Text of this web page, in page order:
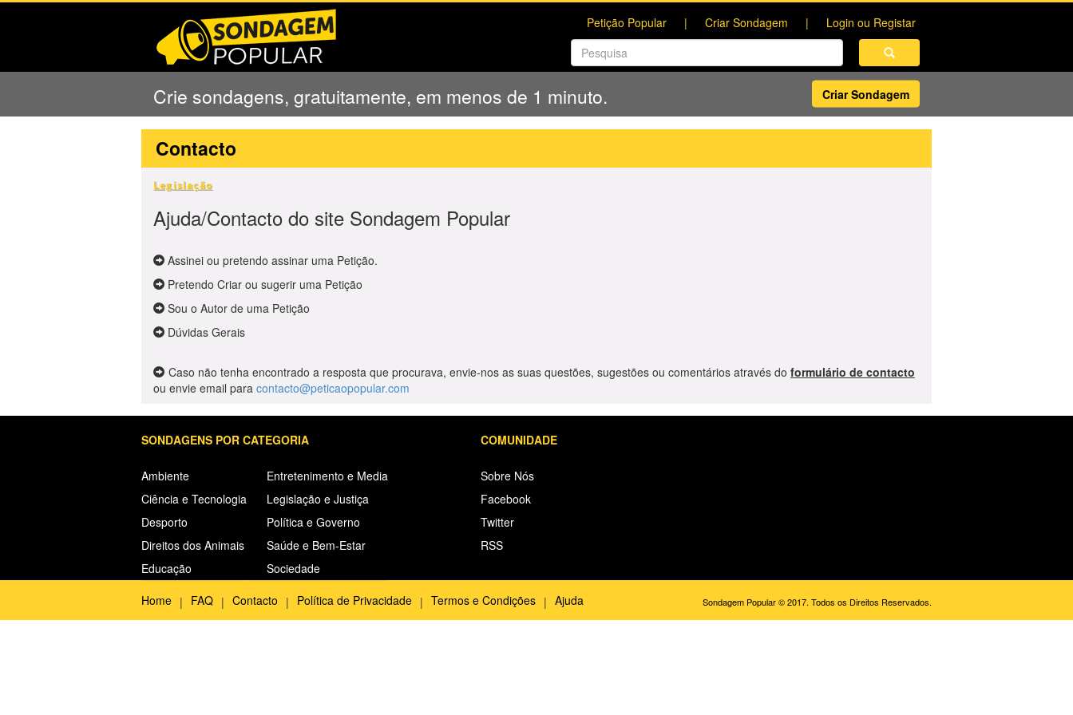
Petição Popular Criar Sondagem Login ou Registar
Crie sondagens, gratuitamente, em menos de 1 minuto. Criar Sondagem
Contacto
Legislação
Ajuda/Contacto do site Sondagem Popular
Assinei ou pretendo assinar uma Petição.
Pretendo Criar ou sugerir uma Petição
Sou o Autor de uma Petição
Dúvidas Gerais
Caso não tenha encontrado a resposta que procurava, envie-nos as suas questões, sugestões ou comentários através do formulário de contacto
ou envie email para contacto@peticaopopular.com
SONDAGENS POR CATEGORIA COMUNIDADE
Ambiente
Ciência e Tecnologia
Desporto
Direitos dos Animais
Educação
Entretenimento e Media
Legislação e Justiça
Política e Governo
Saúde e Bem-Estar
Sociedade
Sobre Nós
Facebook
Twitter
RSS
Home FAQ Contacto Política de Privacidade Termos e Condições Ajuda Sondagem Popular © 2017. Todos os Direitos Reservados.